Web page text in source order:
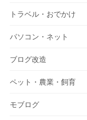
トラベル・おでかけ
パソコン・ネット
ブログ改造
ペット・農業・飼育
モブログ